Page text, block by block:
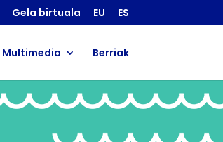
Gela birtuala EU ES
Multimedia Berriak